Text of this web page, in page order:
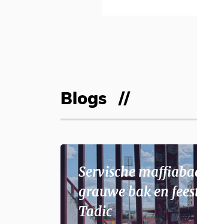
Blogs
Servische
grauwe bak en
Tadic